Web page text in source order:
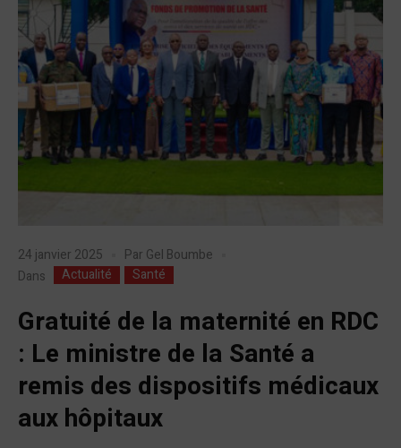
24 janvier 2025 Par Gel Boumbe
Dans
Actualité Santé
Gratuité de la maternité en RDC
: Le ministre de la Santé a
remis des dispositifs médicaux
aux hôpitaux